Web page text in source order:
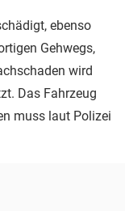
ebenso
Gehwegs,
wird
Das Fahrzeug
muss laut Polizei